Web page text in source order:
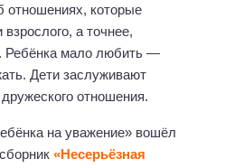
отношениях, которые
а точнее,
Ребёнка мало любить —
Дети заслуживают
отношения.
на уважение» вошёл
«Несерьёзная